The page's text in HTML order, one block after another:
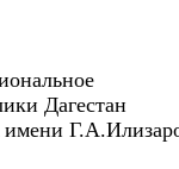
Дагестан